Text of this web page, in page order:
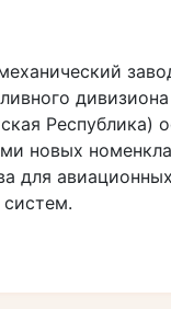
Республика)
новых
для авиационных